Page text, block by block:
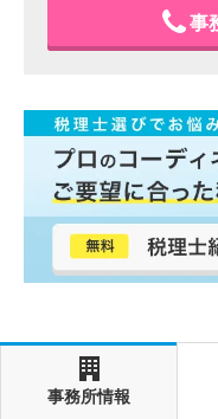
事
事務所情報